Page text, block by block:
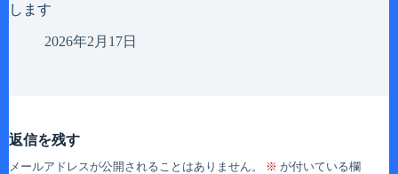
します
2026年2月17日
返信を残す
メールアドレスが公開されることはありません。 ※ が付いている欄